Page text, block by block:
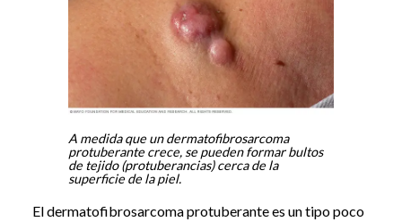
A medida que un dermatofibrosarcoma
protuberante crece, se pueden formar bultos
de tejido (protuberancias) cerca de la
superficie de la piel.
El dermatofibrosarcoma protuberante es un tipo poco